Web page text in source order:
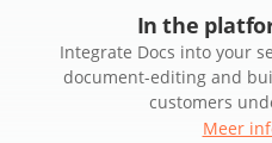
In the
Integrate Docs into your
document-editing and
customers
Meer